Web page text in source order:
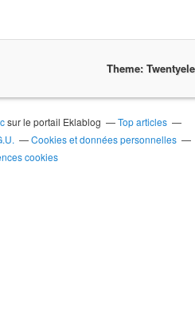
Theme:
sur le portail Eklablog
Top articles
Cookies et données personnelles
cookies